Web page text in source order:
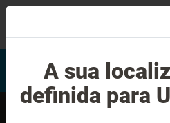
Avaliação do sorriso
A sua
definida para